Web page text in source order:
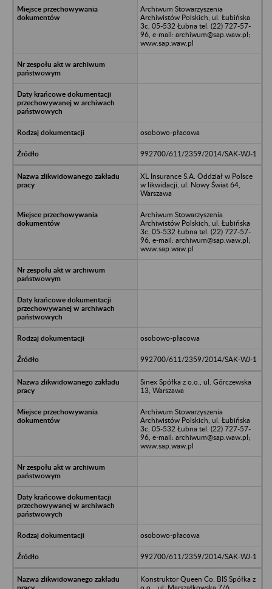
Archiwum Stowarzyszenia
Archiwistów Polskich, ul. Łubińska
3c, 05-532 Łubna tel. (22) 727-57-
96, e-mail: archiwum@sap.waw.pl;
www.sap.waw.pl
osobowo-płacowa
992700/611/2359/2014/SAK-WJ-1
XL Insurance S.A. Oddział w Polsce
w likwidacji, ul. Nowy Świat 64,
Warszawa
Archiwum Stowarzyszenia
Archiwistów Polskich, ul. Łubińska
3c, 05-532 Łubna tel. (22) 727-57-
96, e-mail: archiwum@sap.waw.pl;
www.sap.waw.pl
osobowo-płacowa
992700/611/2359/2014/SAK-WJ-1
Sinex Spółka z o.o., ul. Górczewska
13, Warszawa
Archiwum Stowarzyszenia
Archiwistów Polskich, ul. Łubińska
3c, 05-532 Łubna tel. (22) 727-57-
96, e-mail: archiwum@sap.waw.pl;
www.sap.waw.pl
osobowo-płacowa
992700/611/2359/2014/SAK-WJ-1
Konstruktor Queen Co. BIS Spółka z